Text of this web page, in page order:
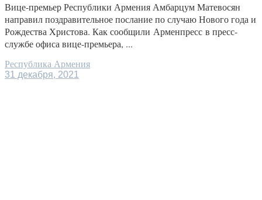
Вице-премьер Республики Армения Амбарцум Матевосян
направил поздравительное послание по случаю Нового года и
Рождества Христова. Как сообщили Арменпресс в пресс-
службе офиса вице-премьера, ...
Республика Армения
31 декабря, 2021